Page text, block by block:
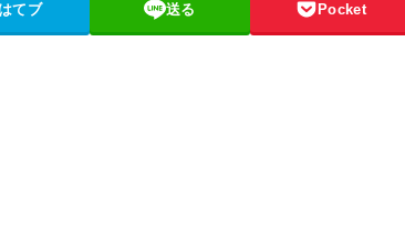
はてブ 送る Pocket